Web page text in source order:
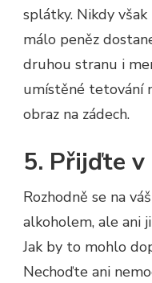
splátky. Nikdy
málo peněz
druhou stranu i
umístěné tetování
obraz na zádech.
5. Přijďte
Rozhodně se na
alkoholem, ale ani
Jak by to mohlo
Nechoďte ani